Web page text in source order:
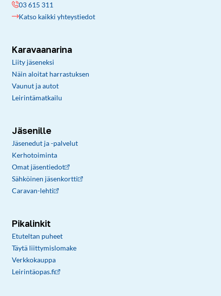
03 615 311
Katso kaikki yhteystiedot
Karavaanarina
Liity jäseneksi
Näin aloitat harrastuksen
Vaunut ja autot
Leirintämatkailu
Jäsenille
Jäsenedut ja -palvelut
Kerhotoiminta
Omat jäsentiedot
Sähköinen jäsenkortti
Caravan-lehti
Pikalinkit
Etuteltan puheet
Täytä liittymislomake
Verkkokauppa
Leirintäopas.fi